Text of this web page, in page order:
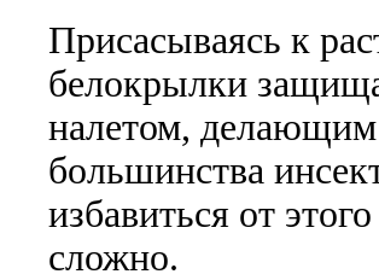
Присасываясь к
белокрылки
налетом,
большинства
избавиться от
сложно.